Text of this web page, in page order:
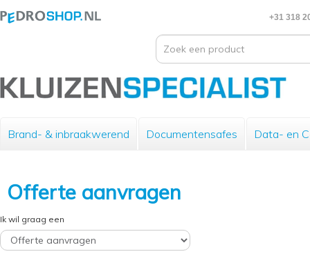
+31 318
Brand- & inbraakwerend Documentensafes Data- en
Offerte aanvragen
Ik wil graag een